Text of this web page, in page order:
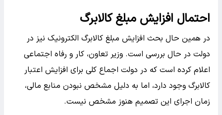
احتمال افزایش مبلغ کالابرگ
در همین حال بحث افزایش مبلغ کالابرگ الکترونیک نیز در
دولت در حال بررسی است. وزیر تعاون، کار و رفاه اجتماعی
اعلام کرده است که در دولت اجماع کلی برای افزایش اعتبار
کالابرگ وجود دارد، اما به دلیل مشخص نبودن منابع مالی،
زمان اجرای این تصمیم هنوز مشخص نیست.